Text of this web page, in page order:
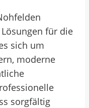
für die
sich um
moderne
sorgfältig